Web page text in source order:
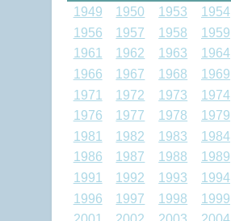
1949
1950 1953 1954
1956
1957 1958 1959
1961
1962 1963 1964
1966
1967 1968 1969
1971
1972 1973 1974
1976
1977 1978 1979
1981
1982 1983 1984
1986
1987 1988 1989
1991
1992 1993 1994
1996
1997 1998 1999